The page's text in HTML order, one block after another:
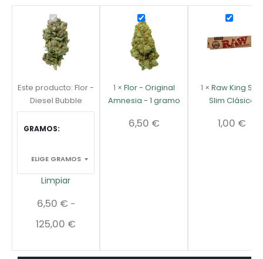
Este producto: Flor -
Diesel Bubble
GRAMOS
Limpiar
6,50 € -
125,00 €
1 × Flor - Original
Amnesia - 1 gramo
6,50 €
1 × Raw King Size
Slim Clásico
1,00 €